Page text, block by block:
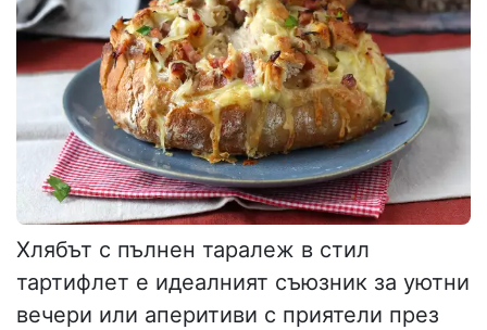
Хлябът с пълнен таралеж в стил
тартифлет е идеалният съюзник за уютни
вечери или аперитиви с приятели през